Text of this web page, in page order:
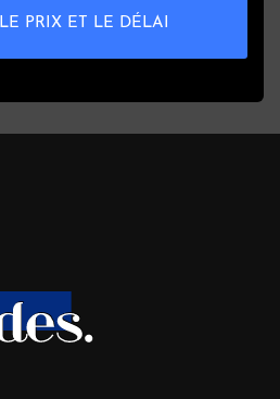
PRIX ET LE DÉLAI